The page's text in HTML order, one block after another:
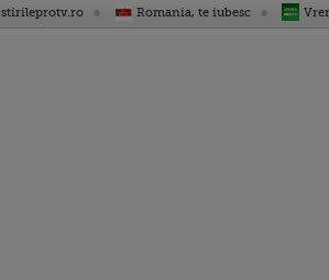
stirileprotv.ro Romania, te iubesc